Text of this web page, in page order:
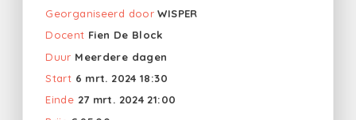
Georganiseerd door WISPER
Docent Fien De Block
Duur Meerdere dagen
Start 6 mrt. 2024 18:30
Einde 27 mrt. 2024 21:00